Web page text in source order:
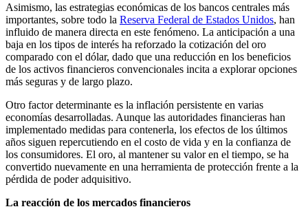
Asimismo, las estrategias económicas de los bancos centrales más
importantes, sobre todo la Reserva Federal de Estados Unidos, han
influido de manera directa en este fenómeno. La anticipación a una
baja en los tipos de interés ha reforzado la cotización del oro
comparado con el dólar, dado que una reducción en los beneficios
de los activos financieros convencionales incita a explorar opciones
más seguras y de largo plazo.
Otro factor determinante es la inflación persistente en varias
economías desarrolladas. Aunque las autoridades financieras han
implementado medidas para contenerla, los efectos de los últimos
años siguen repercutiendo en el costo de vida y en la confianza de
los consumidores. El oro, al mantener su valor en el tiempo, se ha
convertido nuevamente en una herramienta de protección frente a la
pérdida de poder adquisitivo.
La reacción de los mercados financieros